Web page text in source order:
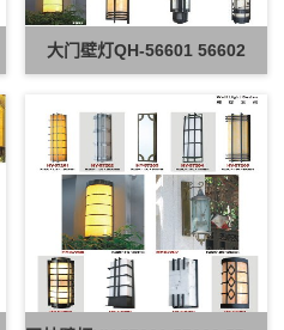
大门壁灯QH-56601 56602